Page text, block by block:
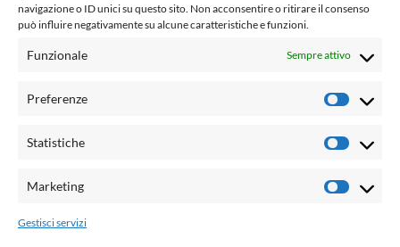
navigazione o ID unici su questo sito. Non acconsentire o ritirare il consenso
può influire negativamente su alcune caratteristiche e funzioni.
Funzionale Sempre attivo
Preferenze
Statistiche
Marketing
Gestisci servizi
Questo blog non rappresenta una testata giornalistica in
quanto viene aggiornato senza alcuna periodicità. Non può
legge n° 62 del 7.03.2001. L'autore non è responsabile per
email: